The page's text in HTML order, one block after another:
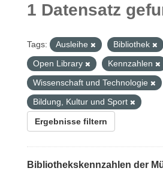
1 Datensatz
Tags: Ausleihe Bibliothek
Open Library
Kennzahlen
Wissenschaft und Technologie
Bildung, Kultur und Sport
Ergebnisse filtern
Bibliothekskennzahlen der